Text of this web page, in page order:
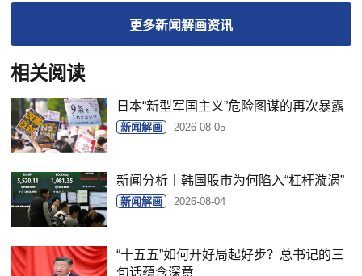
更多新闻解画资讯
相关阅读
日本“新型军国主义”危险图谋的再次暴露
新闻解画 2026-08-05
新闻分析丨韩国股市为何陷入“杠杆漩涡”
新闻解画 2026-08-04
“十五五”如何开好局起好步？总书记的三
句话蕴含深意